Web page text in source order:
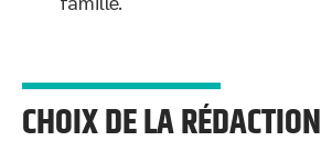
CHOIX DE LA RÉDACTION